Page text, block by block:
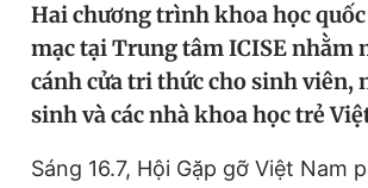
Video Magazine
Hai chương trình khoa học
mạc tại Trung tâm ICISE nhằm
cánh cửa tri thức cho sinh viên,
sinh và các nhà khoa học trẻ
Sáng 16.7, Hội Gặp gỡ Việt Nam